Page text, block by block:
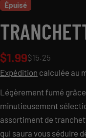
Épuisé
Prix
de
vente
$1.99
Prix
habituel
$15.25
Expédition calculée au
Légèrement fumé grâce
minutieusement
assortiment de
qui saura vous séduire
Votre